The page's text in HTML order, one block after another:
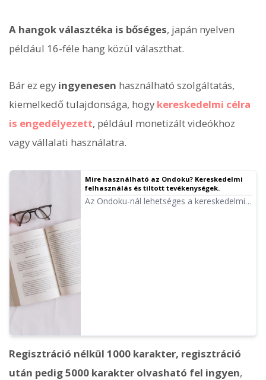
A hangok választéka is bőséges, japán nyelven
például 16-féle hang közül választhat.
Bár ez egy ingyenesen használható szolgáltatás,
kiemelkedő tulajdonsága, hogy kereskedelmi célra
is engedélyezett, például monetizált videókhoz
vagy vállalati használatra.
Mire használható az Ondoku? Kereskedelmi
felhasználás és tiltott tevékenységek.
Az Ondoku-nál lehetséges a kereskedelmi
Regisztráció nélkül 1000 karakter, regisztráció
után pedig 5000 karakter olvasható fel ingyen,